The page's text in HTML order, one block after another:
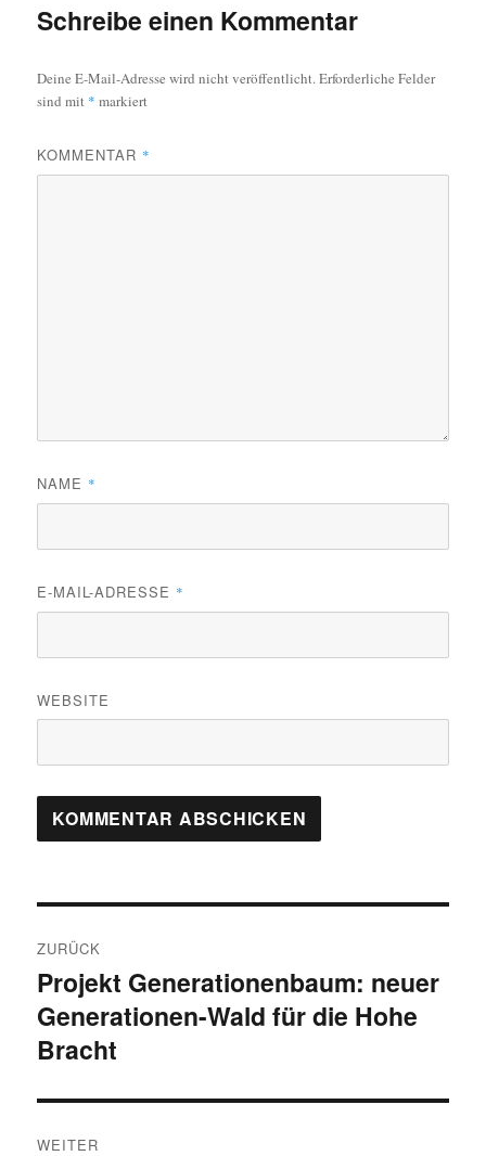
Schreibe einen Kommentar
Deine E-Mail-Adresse wird nicht veröffentlicht. Erforderliche Felder
sind mit * markiert
KOMMENTAR *
NAME *
E-MAIL-ADRESSE *
WEBSITE
ZURÜCK
Vorheriger
Beitrag:
Projekt Generationenbaum: neuer
Generationen-Wald für die Hohe
Bracht
WEITER